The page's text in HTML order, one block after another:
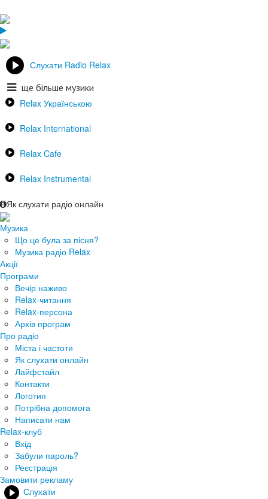
Слухати Radio Relax
ще більше музики
Relax Українською
Relax International
Relax Cafe
Relax Instrumental
Як слухати радіо онлайн
Музика
Що це була за пісня?
Музика радіо Relax
Акції
Програми
Вечір наживо
Relax-читання
Relax-персона
Архів програм
Про радіо
Міста і частоти
Як слухати онлайн
Лайфстайл
Контакти
Логотип
Потрібна допомога
Написати нам
Relax-клуб
Вхід
Забули пароль?
Реєстрація
Замовити рекламу
Слухати